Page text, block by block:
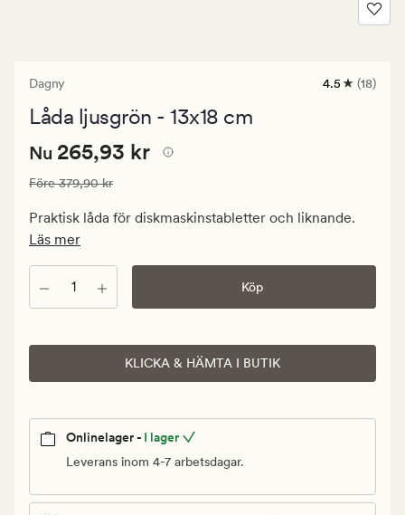
Dagny
18
4.5 (18)
Låda ljusgrön - 13x18 cm
Nuvarande
265,93
kr.
Ordinarie
Nuvarande pris
Nu 265,93 kr
Ordinarie pris 379,90 kr
Före379,90 kr
Praktisk låda för diskmaskinstabletter och liknande.
Läs mer
Antal Köp
KLICKA & HÄMTA I BUTIK
Onlinelager - I lager
Leverans inom 4-7 arbetsdagar.